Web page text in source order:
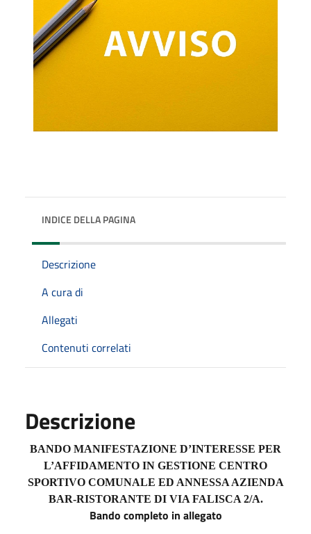
INDICE DELLA PAGINA
Descrizione
A cura di
Allegati
Contenuti correlati
Descrizione
BANDO MANIFESTAZIONE D’INTERESSE PER
L’AFFIDAMENTO IN GESTIONE CENTRO
SPORTIVO COMUNALE ED ANNESSA AZIENDA
BAR-RISTORANTE DI VIA FALISCA 2/A.
Bando completo in allegato